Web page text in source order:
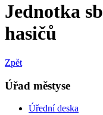
Jednotka
hasičů
Zpět
Úřad městyse
Úřední deska